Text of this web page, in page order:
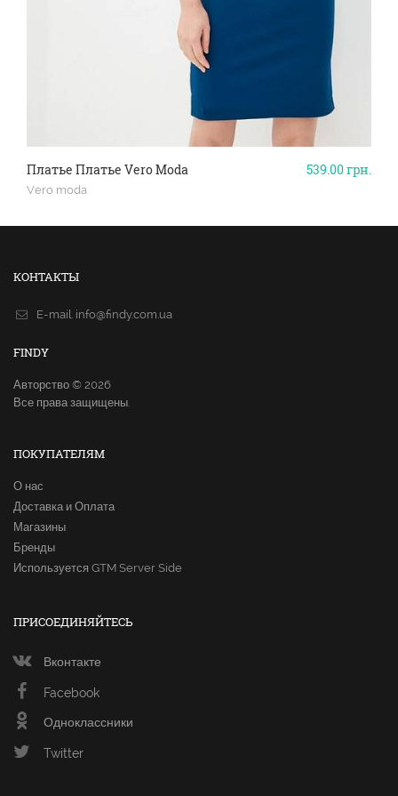
539.00грн.
Платье Платье Vero Moda
Vero moda
КОНТАКТЫ
E-mail. info@findy.com.ua
FINDY
Авторство © 2026
Все права защищены.
ПОКУПАТЕЛЯМ
О нас
Доставка и Оплата
Магазины
Бренды
Используется GTM Server Side
ПРИСОЕДИНЯЙТЕСЬ
Вконтакте
Facebook
Одноклассники
Twitter